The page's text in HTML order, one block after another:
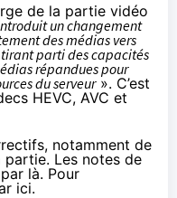
de la partie vidéo
un changement
des médias vers
parti des capacités
répandues pour
du serveur». C’est
HEVC, AVC et
notamment de
partie. Les notes de
là. Pour
ici.